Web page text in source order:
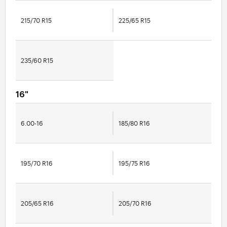
215/70 R15 225/65 R15
235/60 R15
16"
6.00-16 185/80 R16
195/70 R16 195/75 R16
205/65 R16 205/70 R16